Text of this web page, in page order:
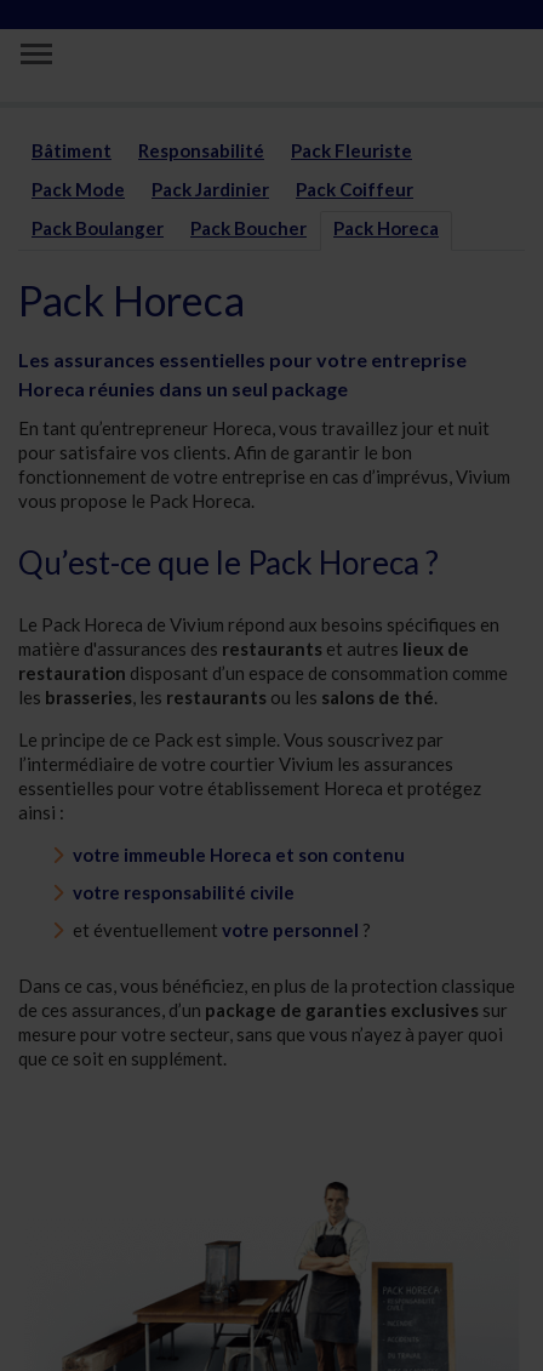
Des assurances pour votre restaurant
Bâtiment Responsabilité
Pack Fleuriste
Pack Mode
Pack Jardinier
Pack Coiffeur
Pack Boulanger
Pack Boucher Pack Horeca
Pack Horeca
Les assurances essentielles pour votre entreprise
Horeca réunies dans un seul package
En tant qu’entrepreneur Horeca, vous travaillez jour et nuit
pour satisfaire vos clients. Afin de garantir le bon
fonctionnement de votre entreprise en cas d’imprévus, Vivium
vous propose le Pack Horeca.
Qu’est-ce que le Pack Horeca ?
Le Pack Horeca de Vivium répond aux besoins spécifiques en
matière d'assurances des restaurants et autres lieux de
restauration disposant d’un espace de consommation comme
les brasseries, les restaurants ou les salons de thé.
Le principe de ce Pack est simple. Vous souscrivez par
l’intermédiaire de votre courtier Vivium les assurances
essentielles pour votre établissement Horeca et protégez
ainsi :
votre immeuble Horeca et son contenu
votre responsabilité civile
et éventuellement votre personnel ?
Dans ce cas, vous bénéficiez, en plus de la protection classique
de ces assurances, d’un package de garanties exclusives sur
mesure pour votre secteur, sans que vous n’ayez à payer quoi
que ce soit en supplément.